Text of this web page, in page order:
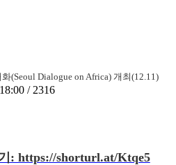
(Seoul Dialogue on Africa) 개최(12.11)
/ 2316
: https://shorturl.at/Ktqe5